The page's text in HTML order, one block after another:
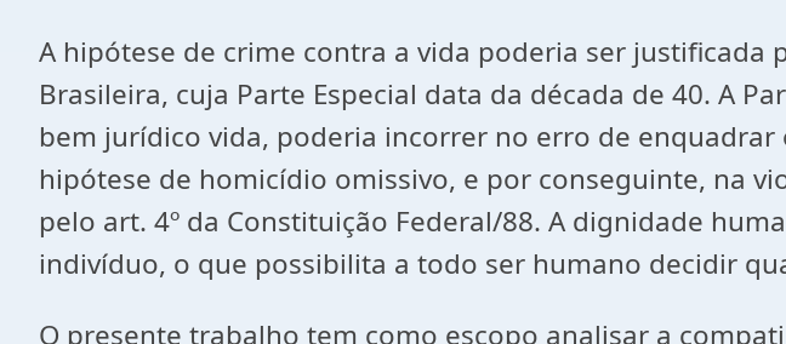
A hipótese de crime contra a vida poderia ser
Brasileira, cuja Parte Especial data da década de 40. A
bem jurídico vida, poderia incorrer no erro de
hipótese de homicídio omissivo, e por conseguinte, na
pelo art. 4º da Constituição Federal/88. A dignidade
indivíduo, o que possibilita a todo ser humano decidir
O presente trabalho tem como escopo analisar a